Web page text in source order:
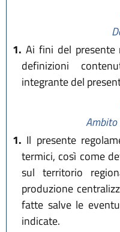
1. Ai fini del presente
definizioni
integrante del
Ambito
1. Il presente
termici, così come
sul territorio
produzione
fatte salve le
indicate.